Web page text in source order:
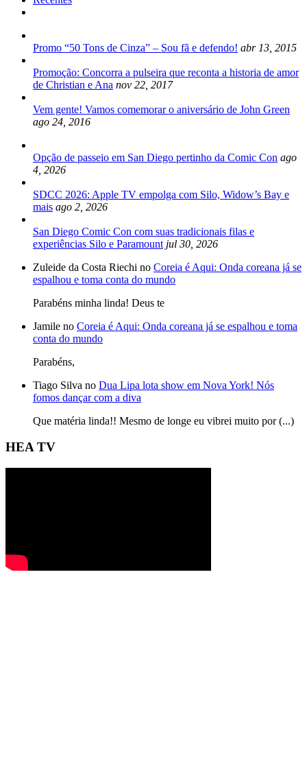
Promo “50 Tons de Cinza” – Sou fã e defendo! abr 13, 2015
Promoção: Concorra a pulseira que reconta a historia de amor
de Christian e Ana nov 22, 2017
Vem gente! Vamos comemorar o aniversário de John Green
ago 24, 2016
Opção de passeio em San Diego pertinho da Comic Con ago
4, 2026
SDCC 2026: Apple TV empolga com Silo, Widow’s Bay e
mais ago 2, 2026
San Diego Comic Con com suas tradicionais filas e
experiências Silo e Paramount jul 30, 2026
Zuleide da Costa Riechi no Coreia é Aqui: Onda coreana já se
espalhou e toma conta do mundo
Parabéns minha linda! Deus te
Jamile no Coreia é Aqui: Onda coreana já se espalhou e toma
conta do mundo
Parabéns,
Tiago Silva no Dua Lipa lota show em Nova York! Nós
fomos dançar com a diva
Que matéria linda!! Mesmo de longe eu vibrei muito por (...)
HEA TV